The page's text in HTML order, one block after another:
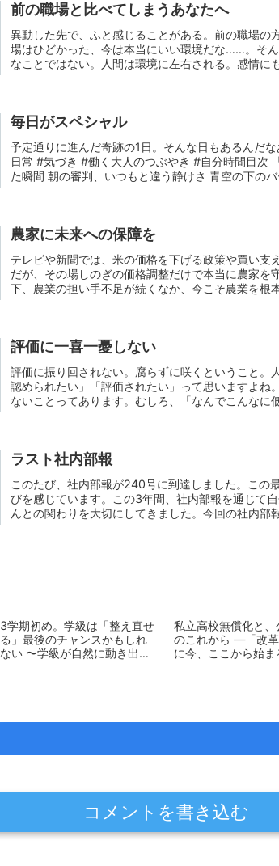
前の職場と比べてしまうあなたへ
異動した先で、ふと感じることがある。前の職場
場はひどかった、今は本当にいい環境だな……。そ
なことではない。人間は環境に左右される。感情に
毎日がスペシャル
予定通りに進んだ奇跡の1日。そんな日もあるんだ
日常 #気づき #働く大人のつぶやき #自分時間目次
た瞬間 朝の審判、いつもと違う静けさ 青空の下の
農家に未来への保障を
テレビや新聞では、米の価格を下げる政策や買い支
だが、その場しのぎの価格調整だけで本当に農家を
下、農業の担い手不足が続くなか、今こそ農業を根
評価に一喜一憂しない
評価に振り回されない。腐らずに咲くということ。
認められたい」「評価されたい」って思いますよね
ないことってあります。むしろ、「なんでこんなに
ラスト社内部報
このたび、社内部報が240号に到達しました。この
びを感じています。この3年間、社内部報を通じて
んとの関わりを大切にしてきました。今回の社内部
3学期初め。学級は「整え直せ
る」最後のチャンスかもしれ
ない 〜学級が自然に動き出
私立高校無償化と、
のこれから ―「改
に今、ここから始
コメントを書き込む